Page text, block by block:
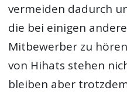
vermeiden dadurch
die bei einigen
Mitbewerber zu
von Hihats stehen
bleiben aber